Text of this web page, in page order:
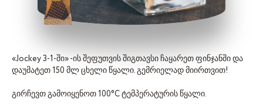
«Jockey 3-1-ში» -ის შეფუთვის შიგთავსი ჩაყარეთ ფინჯანში და
დაუმატეთ 150 მლ ცხელი წყალი. გემრიელად მიირთვით!
გირჩევთ გამოიყენოთ 100°С ტემპერატურის წყალი.